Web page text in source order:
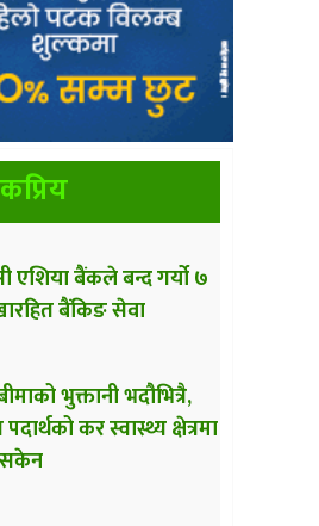
बैंकले बन्द गर्यो ७
बैंकिङ सेवा
भुक्तानी भदौभित्रै,
कर स्वास्थ्य क्षेत्रमा